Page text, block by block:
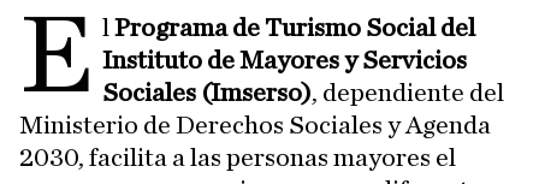
E lPrograma de Turismo Social del
Instituto de Mayores y Servicios
Sociales (Imserso), dependiente del
Ministerio de Derechos Sociales y Agenda
2030, facilita a las personas mayores el